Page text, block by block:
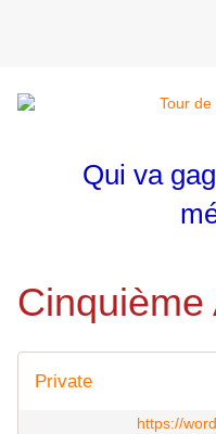
Qui va
Cinquième
Private
https://